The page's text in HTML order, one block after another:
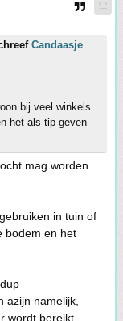
Candaasje
bij veel winkels
het als tip geven
mag worden
in tuin of
bodem en het
azijn namelijk,
wordt bereikt.